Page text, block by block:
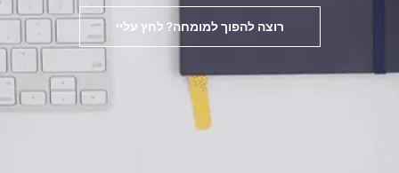
רוצה להפוך למומחה? לחץ עליי